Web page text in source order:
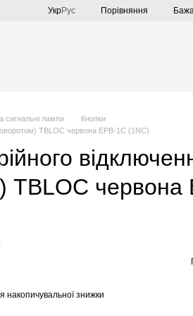
УкрРус Порівняння
сигнальні лампи
Кнопки
TBLOC червона EPB-1C (1NC)
TBLOC червона
накопичувальної знижки